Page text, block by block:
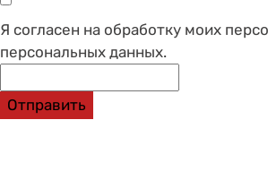
Я согласен на обработку моих
персональных данных.
Отправить